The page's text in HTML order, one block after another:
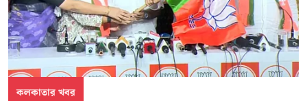
কলকাতার খবর